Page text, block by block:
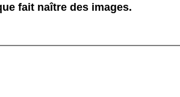
fait naître des images.